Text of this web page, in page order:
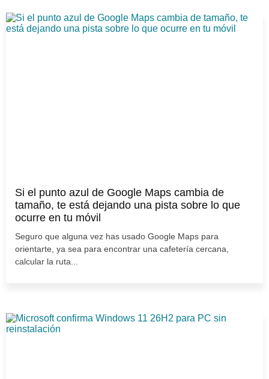
Si el punto azul de Google Maps cambia de
tamaño, te está dejando una pista sobre lo que
ocurre en tu móvil
Seguro que alguna vez has usado Google Maps para
orientarte, ya sea para encontrar una cafetería cercana,
calcular la ruta...